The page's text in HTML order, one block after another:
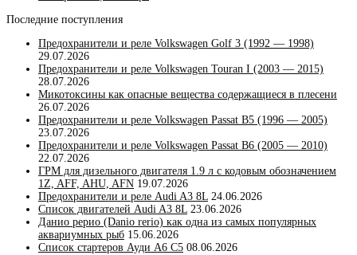
Последние поступления
Предохранители и реле Volkswagen Golf 3 (1992 — 1998)
29.07.2026
Предохранители и реле Volkswagen Touran I (2003 — 2015)
28.07.2026
Микотоксины как опасные вещества содержащиеся в плесени
26.07.2026
Предохранители и реле Volkswagen Passat B5 (1996 — 2005)
23.07.2026
Предохранители и реле Volkswagen Passat B6 (2005 — 2010)
22.07.2026
ГРМ для дизельного двигателя 1.9 л с кодовым обозначением
1Z, AFF, AHU, AFN 19.07.2026
Предохранители и реле Audi A3 8L 24.06.2026
Список двигателей Audi A3 8L 23.06.2026
Данио рерио (Danio rerio) как одна из самых популярных
аквариумных рыб 15.06.2026
Список стартеров Ауди А6 С5 08.06.2026